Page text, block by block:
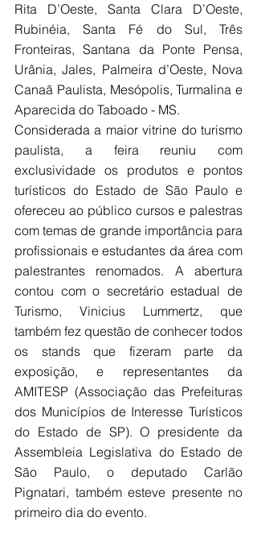
Rita D’Oeste, Santa Clara D’Oeste,
Rubinéia, Santa Fé do Sul, Três
Fronteiras, Santana da Ponte Pensa,
Urânia, Jales, Palmeira d’Oeste, Nova
Canaã Paulista, Mesópolis, Turmalina e
Aparecida do Taboado - MS.
Considerada a maior vitrine do turismo
paulista, a feira reuniu com
exclusividade os produtos e pontos
turísticos do Estado de São Paulo e
ofereceu ao público cursos e palestras
com temas de grande importância para
profissionais e estudantes da área com
palestrantes renomados. A abertura
contou com o secretário estadual de
Turismo, Vinicius Lummertz, que
também fez questão de conhecer todos
os stands que fizeram parte da
exposição, e representantes da
AMITESP (Associação das Prefeituras
dos Municípios de Interesse Turísticos
do Estado de SP). O presidente da
Assembleia Legislativa do Estado de
São Paulo, o deputado Carlão
Pignatari, também esteve presente no
primeiro dia do evento.